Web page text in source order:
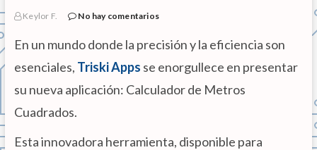
Keylor F. No hay comentarios
En un mundo donde la precisión y la eficiencia son
esenciales, Triski Apps se enorgullece en presentar
su nueva aplicación: Calculador de Metros
Cuadrados.
Esta innovadora herramienta, disponible para